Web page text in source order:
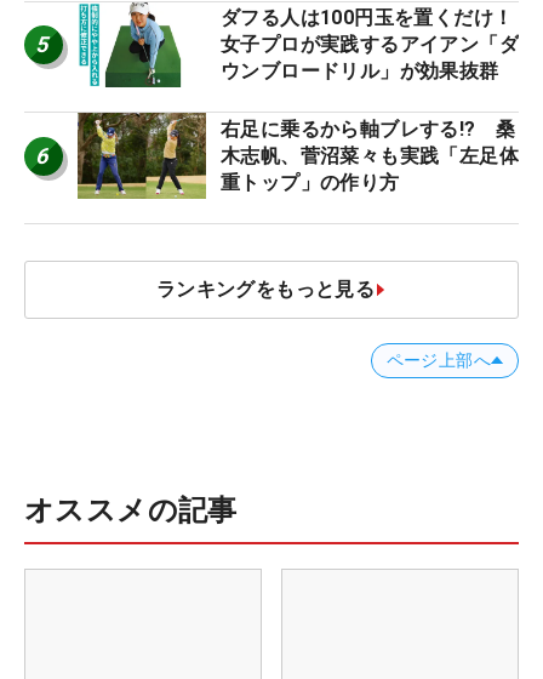
5
ダフる人は100円玉を置くだけ！
女子プロが実践するアイアン「ダ
ウンブロードリル」が効果抜群
6
右足に乗るから軸ブレする!? 桑
木志帆、菅沼菜々も実践「左足体
重トップ」の作り方
ランキングをもっと見る
ページ上部へ
オススメの記事